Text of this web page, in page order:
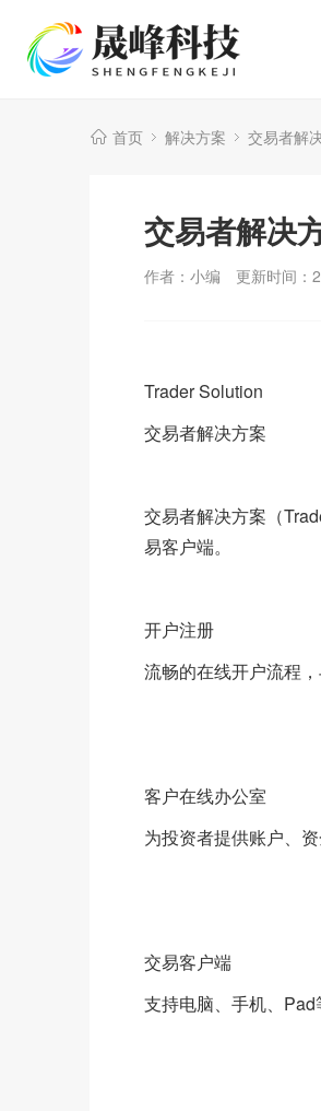
首页 解决方案 交易者解
交易者解决
作者：小编 更新时间：
Trader Solution
交易者解决方案
交易者解决方案（
易客户端。
开户注册
流畅的在线开户流程
客户在线办公室
为投资者提供账户、
交易客户端
支持电脑、手机、